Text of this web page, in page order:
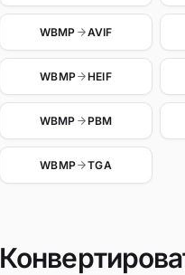
WBMP AVIF
WBMP HEIF
WBMP PBM
WBMP TGA